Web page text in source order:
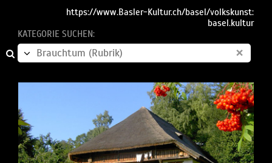
https://www.Basler-Kultur.ch/basel/volkskunst:
basel.kultur
KATEGORIE SUCHEN:
×